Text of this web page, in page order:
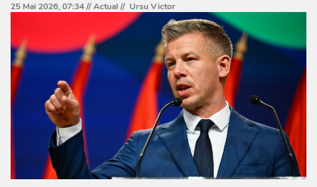
25 Mai 2026, 07:34 //Actual// Ursu Victor